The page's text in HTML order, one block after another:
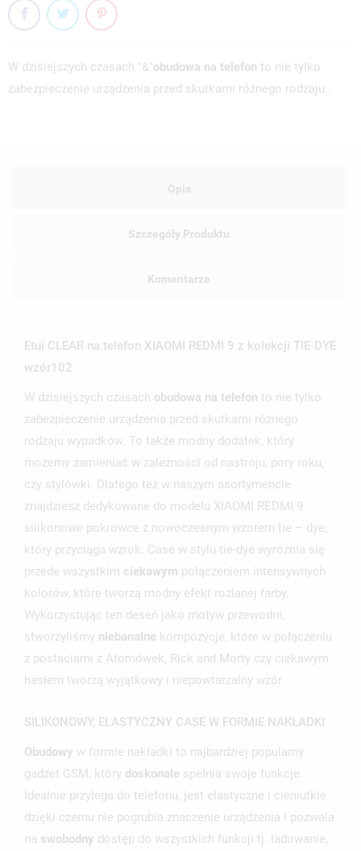
W dzisiejszych czasach "&"obudowa na telefon to nie tylko
zabezpieczenie urządzenia przed skutkami różnego rodzaju..
Opis
Szczegóły Produktu
Komentarze
Etui CLEAR na telefon XIAOMI REDMI 9 z kolekcji TIE-DYE
wzór102
W dzisiejszych czasach obudowa na telefon to nie tylko
zabezpieczenie urządzenia przed skutkami różnego
rodzaju wypadków. To także modny dodatek, który
możemy zamieniać w zależności od nastroju, pory roku,
czy stylówki. Dlatego też w naszym asortymencie
znajdziesz dedykowane do modelu XIAOMI REDMI 9
silikonowe pokrowce z nowoczesnym wzorem tie – dye,
który przyciąga wzrok. Case w stylu tie-dye wyróżnia się
przede wszystkim ciekawym połączeniem intensywnych
kolorów, które tworzą modny efekt rozlanej farby.
Wykorzystując ten deseń jako motyw przewodni,
stworzyliśmy niebanalne kompozycje, które w połączeniu
z postaciami z Atomówek, Rick and Morty czy ciekawym
hasłem tworzą wyjątkowy i niepowtarzalny wzór.
SILIKONOWY, ELASTYCZNY CASE W FORMIE NAKŁADKI
Obudowy w formie nakładki to najbardziej popularny
gadżet GSM, który doskonale spełnia swoje funkcje.
Idealnie przylega do telefonu, jest elastyczne i cieniutkie
dzięki czemu nie pogrubia znaczenie urządzenia i pozwala
na swobodny dostęp do wszystkich funkcji tj. ładowanie,
MOJE LISTY ŻYCZEŃ
UTWÓRZ LISTĘ ŻYCZEŃ
NAZWA LISTY ŻYCZEŃ
ANULUJ UTWÓRZ LISTĘ ŻYCZEŃ
ZALOGUJ SIĘ
MUSISZ BYĆ ZALOGOWANY BY ZAPISAĆ PRODUKTY NA
SWOJEJ LIŚCIE ŻYCZEŃ.